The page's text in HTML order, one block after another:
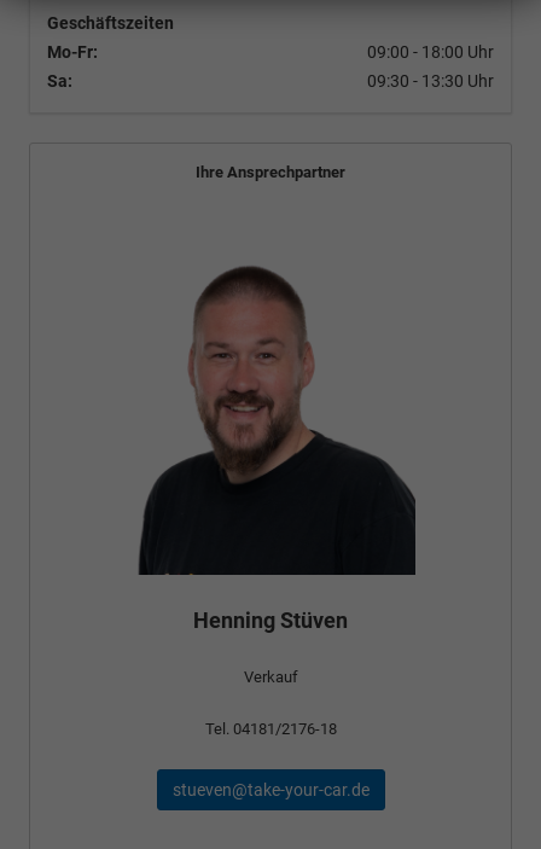
Geschäftszeiten
Mo-Fr:
09:00 - 18:00 Uhr
Sa:
09:30 - 13:30 Uhr
Ihre Ansprechpartner
Henning Stüven
Verkauf
Tel. 04181/2176-18
stueven@take-your-car.de